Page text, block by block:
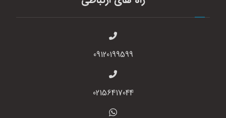
09120199599
02156417044